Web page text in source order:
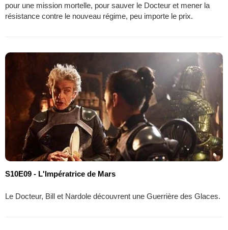
pour une mission mortelle, pour sauver le Docteur et mener la
résistance contre le nouveau régime, peu importe le prix.
S10E09 - L'Impératrice de Mars
Le Docteur, Bill et Nardole découvrent une Guerrière des Glaces.